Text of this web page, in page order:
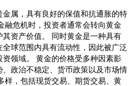
属，具有良好的保值和抗通胀的特
融危机时，投资者通常会转向黄金
资产价值。 同时黄金是一种具有
球范围内具有流动性，因此被广泛
领域。 黄金的价格受多种因素影
政治不稳定、货币政策以及市场情
样，包括现货交易、期货交易、黄